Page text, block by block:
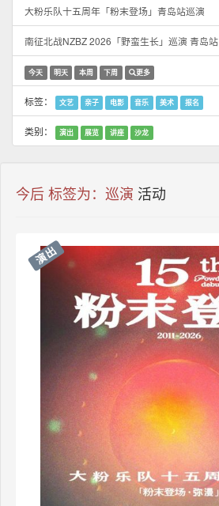
大粉乐队十五周年「粉末登场」青岛站巡演
南征北战NZBZ 2026「野蛮生长」巡演 青岛站
今天 明天 本周 下周 更多
标签： 文艺 亲子 电影 音乐 美术 报名
类别： 演出 展览 讲座 沙龙
今后 标签为：巡演 活动
演出